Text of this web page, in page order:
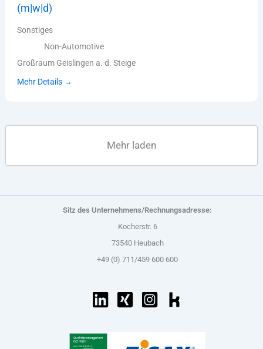
(m|w|d)
Sonstiges
Non-Automotive
Großraum Geislingen a. d. Steige
Mehr Details
Mehr laden
Sitz des Unternehmens/Rechnungsadresse:
Kocherstr. 6
73540 Heubach
+49 (0) 711/459 600 600